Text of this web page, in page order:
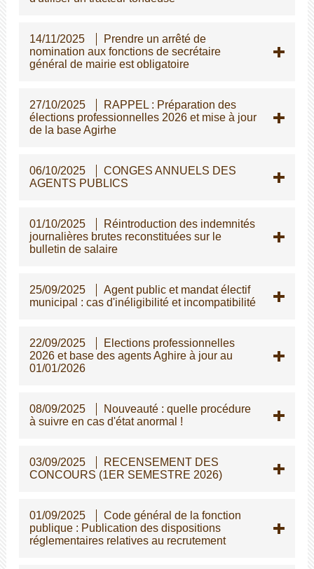
14/11/2025
Prendre un arrêté de
nomination aux fonctions de secrétaire
général de mairie est obligatoire
27/10/2025
RAPPEL : Préparation des
élections professionnelles 2026 et mise à jour
de la base Agirhe
06/10/2025
CONGES ANNUELS DES
AGENTS PUBLICS
01/10/2025
Réintroduction des indemnités
journalières brutes reconstituées sur le
bulletin de salaire
25/09/2025
Agent public et mandat électif
municipal : cas d'inéligibilité et incompatibilité
22/09/2025
Elections professionnelles
2026 et base des agents Aghire à jour au
01/01/2026
08/09/2025
Nouveauté : quelle procédure
à suivre en cas d'état anormal !
03/09/2025
RECENSEMENT DES
CONCOURS (1ER SEMESTRE 2026)
01/09/2025
Code général de la fonction
publique : Publication des dispositions
réglementaires relatives au recrutement